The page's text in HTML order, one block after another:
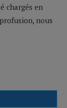
chargés en
nous